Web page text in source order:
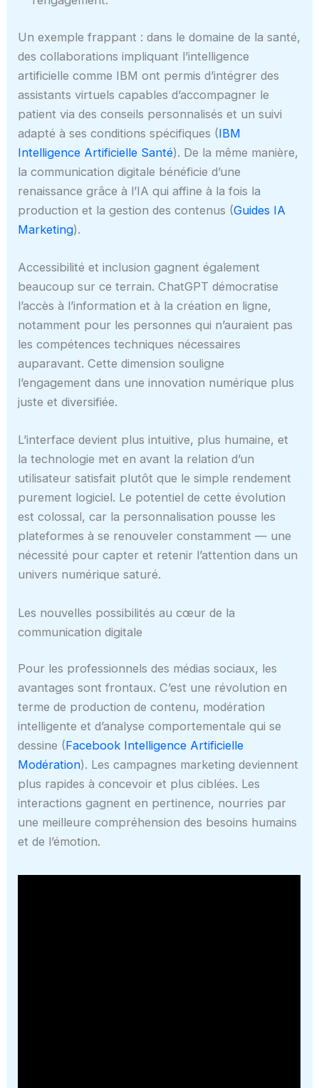
Un exemple frappant : dans le domaine de la santé,
des collaborations impliquant l’intelligence
artificielle comme IBM ont permis d’intégrer des
assistants virtuels capables d’accompagner le
patient via des conseils personnalisés et un suivi
adapté à ses conditions spécifiques (IBM
Intelligence Artificielle Santé). De la même manière,
la communication digitale bénéficie d’une
renaissance grâce à l’IA qui affine à la fois la
production et la gestion des contenus (Guides IA
Marketing).
Accessibilité et inclusion gagnent également
beaucoup sur ce terrain. ChatGPT démocratise
l’accès à l’information et à la création en ligne,
notamment pour les personnes qui n’auraient pas
les compétences techniques nécessaires
auparavant. Cette dimension souligne
l’engagement dans une innovation numérique plus
juste et diversifiée.
L’interface devient plus intuitive, plus humaine, et
la technologie met en avant la relation d’un
utilisateur satisfait plutôt que le simple rendement
purement logiciel. Le potentiel de cette évolution
est colossal, car la personnalisation pousse les
plateformes à se renouveler constamment — une
nécessité pour capter et retenir l’attention dans un
univers numérique saturé.
Les nouvelles possibilités au cœur de la
communication digitale
Pour les professionnels des médias sociaux, les
avantages sont frontaux. C’est une révolution en
terme de production de contenu, modération
intelligente et d’analyse comportementale qui se
dessine (Facebook Intelligence Artificielle
Modération). Les campagnes marketing deviennent
plus rapides à concevoir et plus ciblées. Les
interactions gagnent en pertinence, nourries par
une meilleure compréhension des besoins humains
et de l’émotion.